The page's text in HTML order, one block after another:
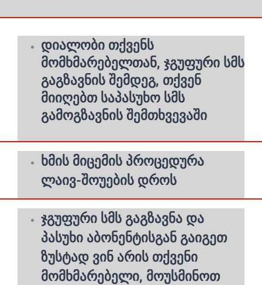
დიალობი თქვენს
მომხმარებელთან, ჯგუფური სმს
გაგზავნის შემდეგ, თქვენ
მიიღებთ საპასუხო სმს
გამოგზავნის შემთხვევაში
ხმის მიცემის პროცედურა
ლაივ-შოუების დროს
ჯგუფური სმს გაგზავნა და
პასუხი აბონენტისგან გაიგეთ
ზუსტად ვინ არის თქვენი
მომხმარებელი, მოუსმინოთ